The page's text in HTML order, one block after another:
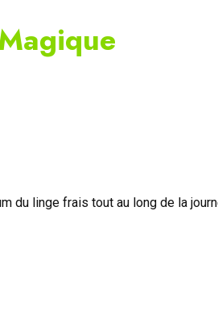
du linge frais tout au long de la